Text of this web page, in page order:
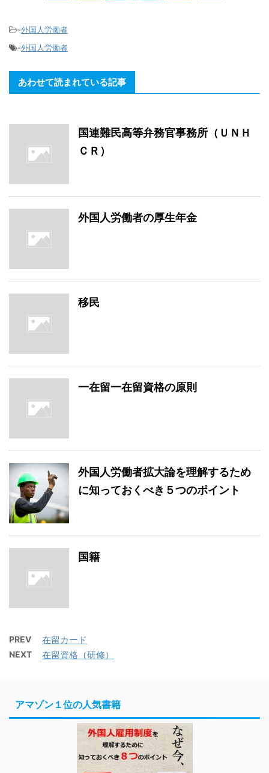
-外国人労働者
-外国人労働者
あわせて読まれている記事
国連難民高等弁務官事務所（ＵＮＨ
ＣＲ）
外国人労働者の厚生年金
移民
一在留一在留資格の原則
外国人労働者拡大論を理解するため
に知っておくべき５つのポイント
国籍
PREV 在留カード
NEXT 在留資格（研修）
アマゾン１位の人気書籍